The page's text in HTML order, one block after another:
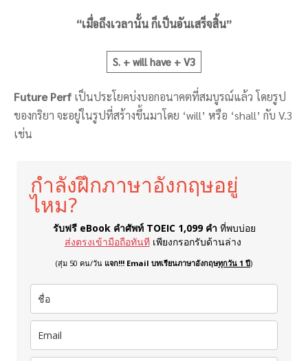
“เมื่อถึงเวลานั้น ก็เป็นอันเสร็จสิ้น”
S. + will have + V3
Future Perf เป็นประโยคบ่งบอกอนาคตที่สมบูรณ์แล้ว โดยรูป
ของกริยา จะอยู่ในรูปที่สร้างขึ้นมาโดย ‘will’ หรือ ‘shall’ กับ V.3
เช่น
กำลังฝึกภาษาอังกฤษอยู่
ไหม?
รับฟรี eBook คำศัพท์ TOEIC 1,099 คำ ที่พบบ่อย
ส่งตรงเข้ามือถือทันที เพียงกรอกรับด้านล่าง
(สุ่ม 50 คน/วัน แจก!!! Email บทเรียนภาษาอังกฤษทุกวัน 1 ปี)